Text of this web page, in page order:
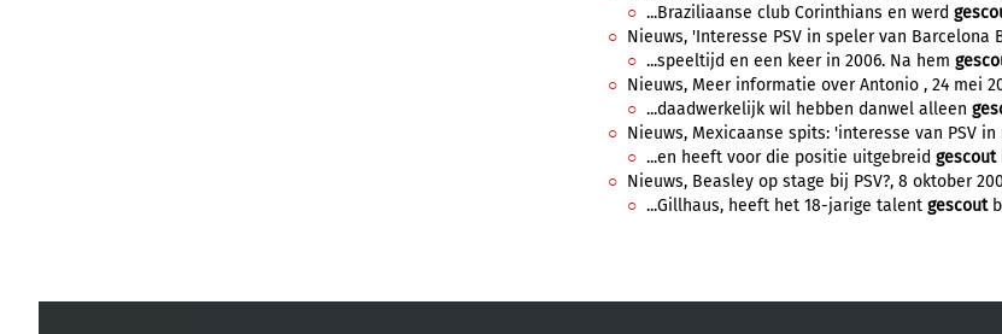
...Braziliaanse club Corinthians en werd
Nieuws, 'Interesse PSV in speler van Barcelona
...speeltijd en een keer in 2006. Na hem
Nieuws, Meer informatie over Antonio , 24 mei
...daadwerkelijk wil hebben danwel alleen
Nieuws, Mexicaanse spits: 'interesse van PSV in
...en heeft voor die positie uitgebreid gescout
Nieuws, Beasley op stage bij PSV?, 8 oktober
...Gillhaus, heeft het 18-jarige talent gescout